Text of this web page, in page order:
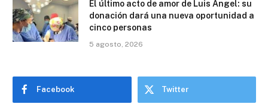
El último acto de amor de Luis Ángel: su
donación dará una nueva oportunidad a
cinco personas
5 agosto, 2026
Facebook Twitter